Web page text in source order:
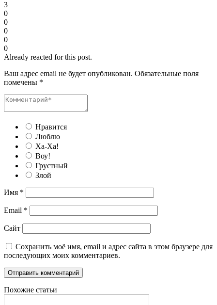
3
0
0
0
0
0
Already reacted for this post.
Ваш адрес email не будет опубликован. Обязательные поля
помечены *
Нравится
Люблю
Ха-Ха!
Воу!
Грустный
Злой
Имя *
Email *
Сайт
Сохранить моё имя, email и адрес сайта в этом браузере для
последующих моих комментариев.
Похожие статьи